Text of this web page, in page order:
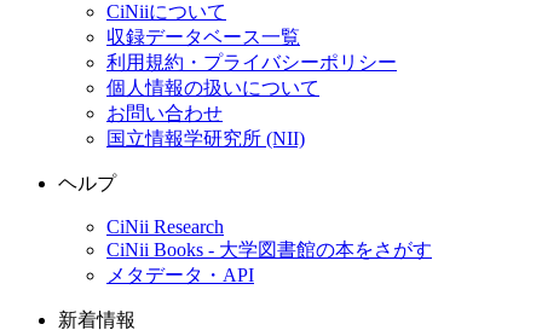
CiNiiについて
収録データベース一覧
利用規約・プライバシーポリシー
個人情報の扱いについて
お問い合わせ
国立情報学研究所 (NII)
ヘルプ
CiNii Research
CiNii Books - 大学図書館の本をさがす
メタデータ・API
新着情報